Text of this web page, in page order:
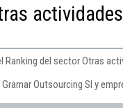
del sector Otras
Outsourcing Sl y